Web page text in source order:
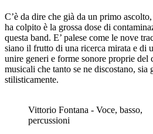
C’è da dire che già da un primo
ha colpito è la grossa dose di
questa band. E’ palese come le nove
siano il frutto di una ricerca mirata e di
unire generi e forme sonore proprie del
musicali che tanto se ne discostano, sia
stilisticamente.
Vittorio Fontana - Voce, basso,
percussioni